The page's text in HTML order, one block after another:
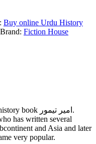
Buy online Urdu History
Brand: Fiction House
Ameer Taimoor by Herald Liam Urdu history book امیر تیمور.
has written several
and Asia and later
very popular.